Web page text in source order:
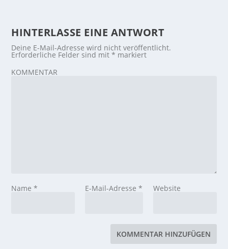
HINTERLASSE EINE ANTWORT
Deine E-Mail-Adresse wird nicht veröffentlicht.
Erforderliche Felder sind mit* markiert
KOMMENTAR
Name* E-Mail-Adresse * Website